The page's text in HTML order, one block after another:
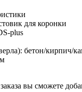
для коронки
plus
бетон/кирпич/
вы сможете